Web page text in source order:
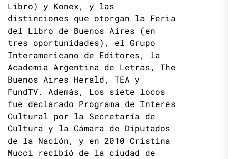
Libro) y Konex, y las
distinciones que otorgan la Feria
del Libro de Buenos Aires (en
tres oportunidades), el Grupo
Interamericano de Editores, la
Academia Argentina de Letras, The
Buenos Aires Herald, TEA y
FundTV. Además, Los siete locos
fue declarado Programa de Interés
Cultural por la Secretaría de
Cultura y la Cámara de Diputados
de la Nación, y en 2010 Cristina
Mucci recibió de la ciudad de